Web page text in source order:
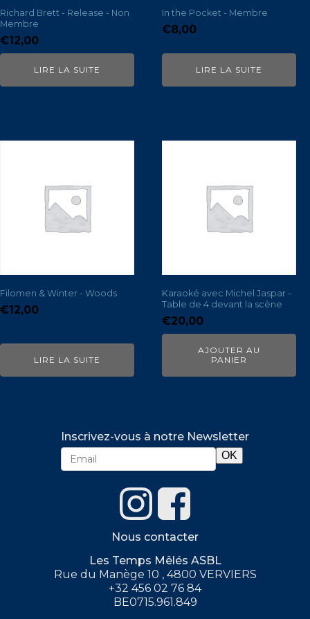
Richard Brett - Release - Non
Membre
€12,00
LIRE LA SUITE
In the Pocket - Membre
€8,00
LIRE LA SUITE
Filomen & Winter - Woods
€12,00
LIRE LA SUITE
Karaoké avec Michel Jaspar -
Table de 4 devant la scène
€20,00
AJOUTER AU
PANIER
Inscrivez-vous à notre Newsletter
Nous contacter
Les Temps Mêlés ASBL
Rue du Manège 10 , 4800 VERVIERS
+32 456 02 76 84
BE0715.961.849